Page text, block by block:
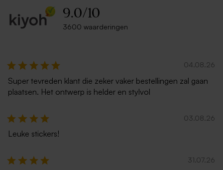
9.0/10
3600 waarderingen
04.08.26
Super tevreden klant die zeker vaker bestellingen zal gaan
plaatsen. Het ontwerp is helder en stylvol
03.08.26
Leuke stickers!
31.07.26